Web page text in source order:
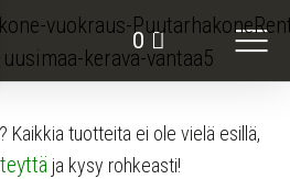
0
Kaikkia tuotteita ei ole vielä esillä,
ja kysy rohkeasti!